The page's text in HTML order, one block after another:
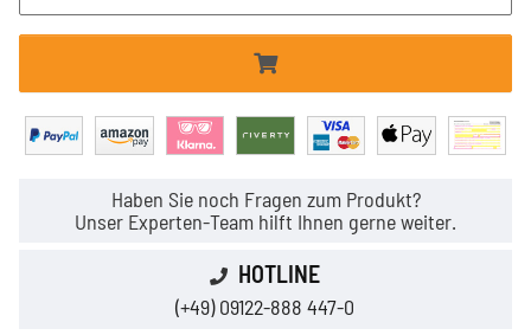
Haben Sie noch Fragen zum Produkt?
Unser Experten-Team hilft Ihnen gerne weiter.
HOTLINE
(+49) 09122-888 447-0